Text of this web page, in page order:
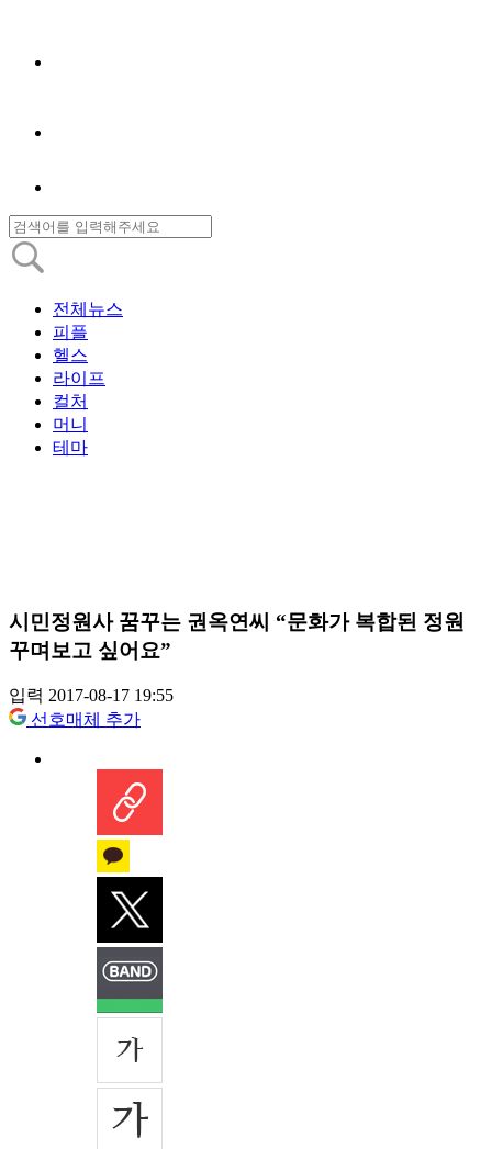
전체뉴스
피플
헬스
라이프
컬처
머니
테마
시민정원사 꿈꾸는 권옥연씨 “문화가 복합된 정원
꾸며보고 싶어요”
입력 2017-08-17 19:55
선호매체 추가